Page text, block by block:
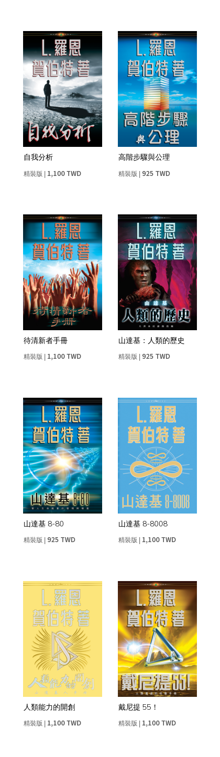
自我分析
精裝版 | 1,100 TWD
高階步驟與公理
精裝版 | 925 TWD
待清新者手冊
精裝版| 1,100 TWD
山達基：人類的歷史
精裝版| 925 TWD
山達基 8-80
精裝版| 925 TWD
山達基 8-8008
精裝版| 1,100 TWD
人類能力的開創
精裝版| 1,100 TWD
戴尼提 55！
精裝版| 1,100 TWD